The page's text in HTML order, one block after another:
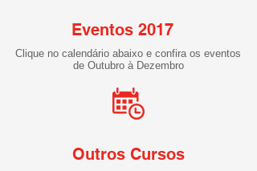
Eventos 2017
Clique no calendário abaixo e confira os eventos
de Outubro à Dezembro
Outros Cursos